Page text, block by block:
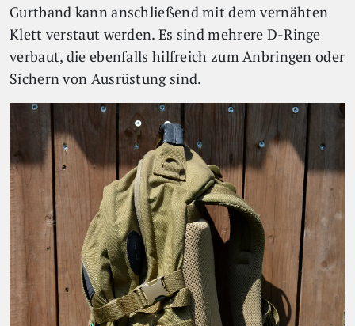
Gurtband kann anschließend mit dem vernähten
Klett verstaut werden. Es sind mehrere D-Ringe
verbaut, die ebenfalls hilfreich zum Anbringen oder
Sichern von Ausrüstung sind.